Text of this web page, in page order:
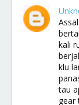
kali
klu
tau
gear